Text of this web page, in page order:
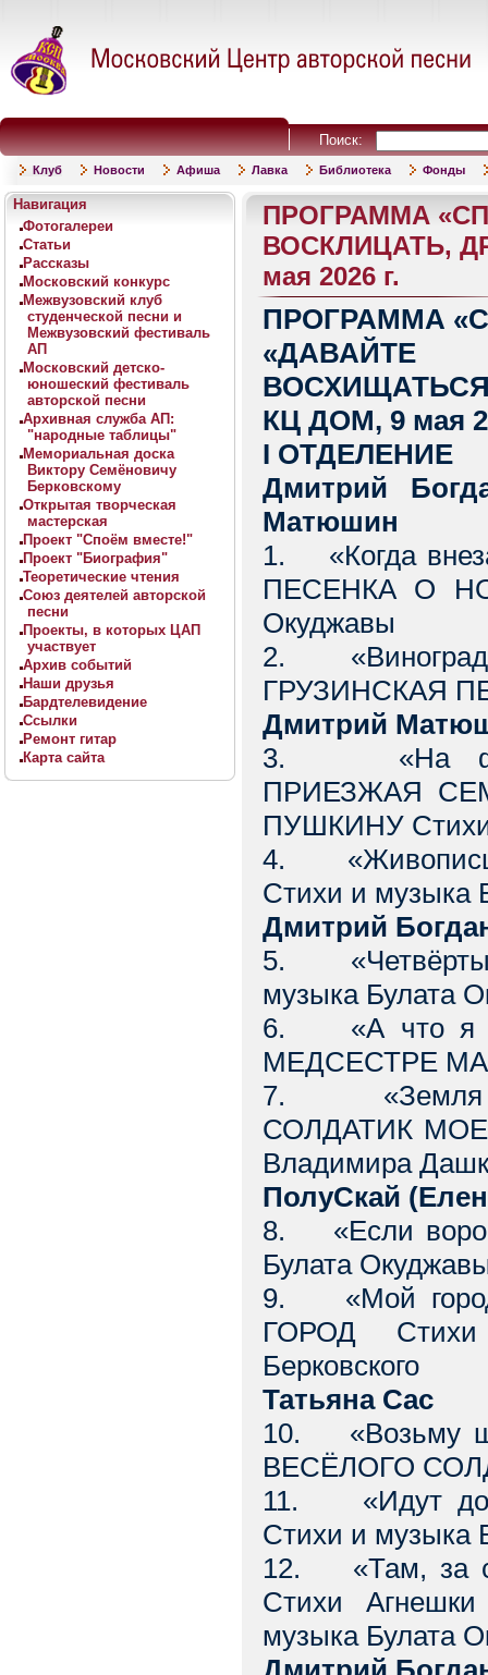
Поиск:
Клуб Новости Афиша Лавка Библиотека Фонды
Навигация
Фотогалереи
Статьи
Рассказы
Московский конкурс
Межвузовский клуб
студенческой песни и
Межвузовский фестиваль
АП
Московский детско-
юношеский фестиваль
авторской песни
Архивная служба АП:
"народные таблицы"
Мемориальная доска
Виктору Семёновичу
Берковскому
Открытая творческая
мастерская
Проект "Споём вместе!"
Проект "Биография"
Теоретические чтения
Союз деятелей авторской
песни
Проекты, в которых ЦАП
участвует
Архив событий
Наши друзья
Бардтелевидение
Ссылки
Ремонт гитар
Карта сайта
ПРОГРАММА
ВОСКЛИЦАТЬ,
мая 2026 г.
ПРОГРАММА
КЦ ДОМ, 9 мая
I ОТДЕЛЕНИЕ
Дмитрий
Матюшин
1. «Когда
ПЕСЕНКА О
Окуджавы
2.
ГРУЗИНСКАЯ
Дмитрий
3. «На фоне
ПРИЕЗЖАЯ
ПУШКИНУ Стихи
4.
Стихи и музыка
Дмитрий
5.
музыка Булата
6. «А что я
МЕДСЕСТРЕ
7. «Земля
СОЛДАТИК
Владимира
ПолуСкай
8. «Если
Булата
9. «Мой город
ГОРОД Стихи
Берковского
Татьяна Сас
10. «Возьму
ВЕСЁЛОГО
11. «Идут
Стихи и музыка
12. «Там, за
Стихи
музыка Булата